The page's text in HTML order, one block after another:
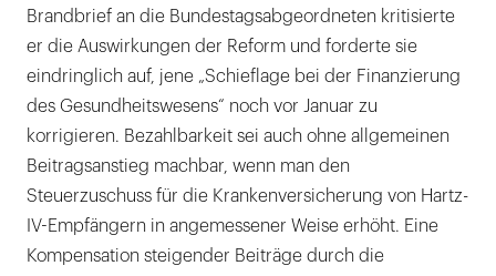
Brandbrief an die Bundestagsabgeordneten kritisierte
er die Auswirkungen der Reform und forderte sie
eindringlich auf, jene „Schieflage bei der Finanzierung
des Gesundheitswesens“ noch vor Januar zu
korrigieren. Bezahlbarkeit sei auch ohne allgemeinen
Beitragsanstieg machbar, wenn man den
Steuerzuschuss für die Krankenversicherung von Hartz-
IV-Empfängern in angemessener Weise erhöht. Eine
Kompensation steigender Beiträge durch die